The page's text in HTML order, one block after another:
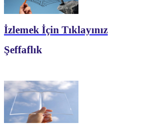
İzlemek İçin Tıklayınız
Şeffaflık